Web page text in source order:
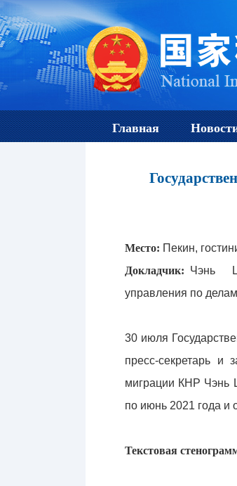
Главная
Место: Пекин,
Докладчик: Чэнь
управления по
30 июля
пресс-секретарь и
миграции КНР Чэнь
по июнь 2021 года и
Текстовая